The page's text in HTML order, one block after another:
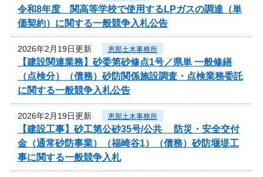
令和8年度 関高等学校で使用するLPガスの調達（単
価契約）に関する一般競争入札公告
2026年2月19日更新 恵那土木事務所
【建設関連業務】砂委第砂修点1号／県単 一般修繕
（点検分）（債務）砂防関係施設調査・点検業務委託
に関する一般競争入札公告
2026年2月19日更新 恵那土木事務所
【建設工事】砂工第公砂35号/公共 防災・安全交付
金（通常砂防事業）（福崎谷1）（債務）砂防堰堤工
事に関する一般競争入札